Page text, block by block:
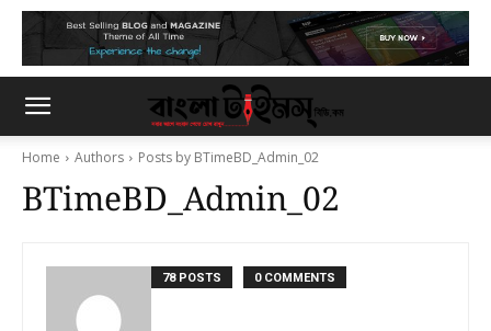
Home Authors Posts by BTimeBD_Admin_02
BTimeBD_Admin_02
78 POSTS 0 COMMENTS